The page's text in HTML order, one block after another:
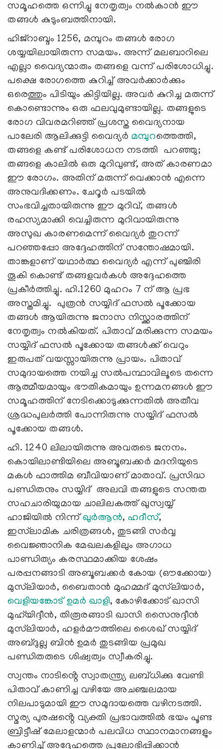
സമൂഹത്തെ ഒന്നിച്ചു നേതൃത്വം നൽകാൻ ഈ
തങ്ങൾ കുടുംബത്തിനായി.
ഹിജ്റാബ്ദം 1256, മമ്പുറം തങ്ങൾ രോഗ
ശയ്യയിലായിരുന്ന സമയം. അന്ന് മലബാറിലെ
എല്ലാ വൈദ്യന്മാരും തങ്ങളെ വന്ന് പരിശോധിച്ചു.
പക്ഷെ രോഗത്തെ കുറിച്ച് അവർക്കാർക്കും
ഒരെത്തും പിടിയും കിട്ടിയില്ല. അവര്‍ കുറിച്ച മരുന്ന്
കൊണ്ടൊന്നും ഒരു ഫലവുമുണ്ടായില്ല. തങ്ങളുടെ
രോഗ വിവരമറിഞ്ഞ് പ്രശസ്ത വൈദ്യനായ
പാലേരി ആലിക്കുട്ടി വൈദ്യർ മമ്പുറത്തെത്തി,
തങ്ങളെ കണ്ട് പരിശോധന നടത്തി പറഞ്ഞു;
തങ്ങളെ കാലിൽ ഒരു മുറിവുണ്ട്, അത് കാരണമാ
ഈ രോഗം. അതിന് മരുന്ന് വെക്കാൻ എന്നെ
അനുവദിക്കണം. ചേറൂർ പടയിൽ
സംഭവിച്ചതായിരുന്നു ഈ മുറിവ്, തങ്ങൾ
രഹസ്യമാക്കി വെച്ചിരുന്ന മുറിവായിരുന്നു
അസുഖ കാരണമെന്ന് വൈദ്യർ തുറന്ന്
പറഞ്ഞപ്പോ അദ്ദേഹത്തിന് സന്തോഷമായി.
താങ്കളാണ് യഥാർത്ഥ വൈദ്യർ എന്ന് പുഞ്ചിരി
തൂകി കൊണ്ട് തങ്ങളവര്‍കൾ അദ്ദേഹത്തെ
പ്രകീർത്തിച്ചു. ഹി.1260 മുഹറം 7 ന് ആ പ്രഭ
അസ്തമിച്ചു. പുത്രൻ സയ്യിദ് ഫസൽ പൂക്കോയ
തങ്ങൾ ആയിരുന്നു ജനാസ നിസ്ക്കാരത്തിന്
നേതൃത്വം നൽകിയത്. പിതാവ് മരിക്കുന്ന സമയം
സയ്യിദ് ഫസൽ പൂക്കോയ തങ്ങൾക്ക് വെറും
ഇരുപത് വയസ്സായിരുന്നു പ്രായം. പിതാവ്
സമുദായത്തെ നയിച്ച സൽപന്ഥാവിലൂടെ തന്നെ
ആത്മീയമായും ഭൗതികമായും ഉന്നമനങ്ങൾ ഈ
സമൂഹത്തിന് നേടിക്കൊടുക്കുന്നതിൽ അതീവ
ശ്രദ്ധപുലർത്തി പോന്നിരുന്നു സയ്യിദ് ഫസൽ
പൂക്കോയ തങ്ങൾ.
ഹി. 1240 ലിലായിരുന്നു അവരുടെ ജനനം.
കൊയിലാണ്ടിയിലെ അബൂബക്കർ മദനിയുടെ
മകൾ ഫാത്തിമ ബീവിയാണ് മാതാവ്. പ്രസിദ്ധ
പണ്ഡിതനും സയ്യിദ് അലവി തങ്ങളുടെ സന്തത
സഹചാരിയുമായ ചാലിലകത്ത് ഖുസ്വയ്യ്
ഹാജിയിൽ നിന്ന്ഖുർആൻ,ഹദീസ്,
ഇസ്‌ലാമിക ചരിത്രങ്ങൾ, തുടങ്ങി സർവ്വ
വൈജ്ഞാനിക മേഖലകളിലും അഗാധ
പാണ്ഡിത്യം കരസ്ഥമാക്കിയ ശേഷം
പരപ്പനങ്ങാടി അബൂബക്കർ കോയ (ഔക്കോയ)
മുസ്‍ലിയാർ, ബൈതാൻ മുഹമ്മദ് മുസ്‍ലിയാർ,
വെളിയങ്കോട് ഉമർ ഖാളി, കോഴിക്കോട് ഖാസി
മുഹ്‌യിദ്ദീൻ, തിരൂരങ്ങാടി ഖാസി സൈനുദ്ദീൻ
മുസ്‌ലിയാർ, ഹളർമൗത്തിലെ ശൈഖ് സയ്യിദ്
അബ്ദുല്ല ബിൻ ഉമർ തുടങ്ങിയ പ്രമുഖ
പണ്ഡിതരുടെ ശിഷ്വത്വം സ്വീകരിച്ചു.
സ്വന്തം നാടിൻ്റെ സ്വാതന്ത്ര്യ ലബ്ധിക്കു വേണ്ടി
പിതാവ് കാണിച്ച വഴിയേ അചഞ്ചലമായ
നിലപാടുമായി ഈ സമുദായത്തെ വഴിനടത്തി.
സ്മര്യ പുരഷൻ്റെ വ്യക്തി പ്രഭാവത്തിൽ ഭയം പൂണ്ട
ബ്രിട്ടീഷ് മേലാളന്മാർ പലവിധ സ്ഥാനമാനങ്ങളും
കാണിച്ച് അദ്ദേഹത്തെ പ്രലോഭിപ്പിക്കാൻ